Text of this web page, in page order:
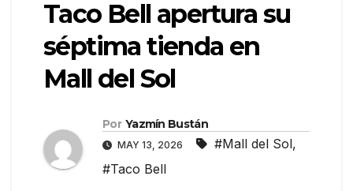
Taco Bell apertura su
séptima tienda en
Mall del Sol
Por Yazmín Bustán
MAY 13, 2026 #Mall del Sol,
#Taco Bell